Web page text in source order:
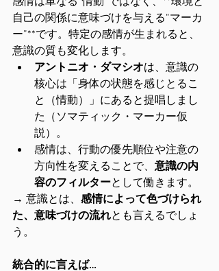
自己の関係に意味づけを与える“マーカ
ー”**です。特定の感情が生まれると、
意識の質も変化します。
アントニオ・ダマシオは、意識の
核心は「身体の状態を感じとるこ
と（情動）」にあると提唱しまし
た（ソマティック・マーカー仮
説）。
感情は、行動の優先順位や注意の
方向性を変えることで、意識の内
容のフィルターとして働きます。
→ 意識とは、 感情によって色づけられ
た、意味づけの流れとも言えるでしょ
う。
統合的に言えば…